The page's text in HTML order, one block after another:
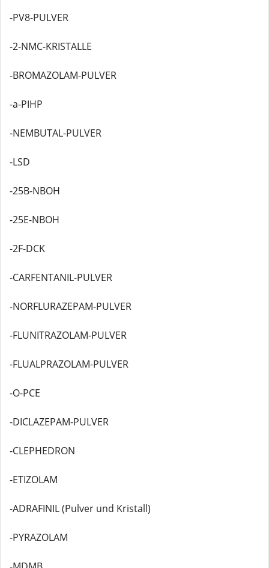
-PV8-PULVER
-2-NMC-KRISTALLE
-BROMAZOLAM-PULVER
-a-PIHP
-NEMBUTAL-PULVER
-LSD
-25B-NBOH
-25E-NBOH
-2F-DCK
-CARFENTANIL-PULVER
-NORFLURAZEPAM-PULVER
-FLUNITRAZOLAM-PULVER
-FLUALPRAZOLAM-PULVER
-O-PCE
-DICLAZEPAM-PULVER
-CLEPHEDRON
-ETIZOLAM
-ADRAFINIL (Pulver und Kristall)
-PYRAZOLAM